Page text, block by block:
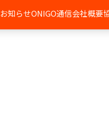
お知らせONIGO通信会社概要